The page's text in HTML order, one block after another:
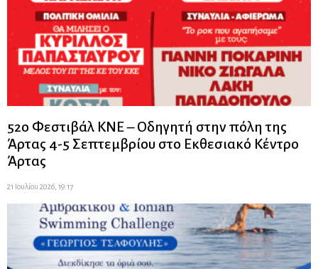
52ο Φεστιβάλ ΚΝΕ – Οδηγητή στην πόλη της
Άρτας 4-5 Σεπτεμβρίου στο Εκθεσιακό Κέντρο
Άρτας
21 Ιουλίου 2026, 19:17